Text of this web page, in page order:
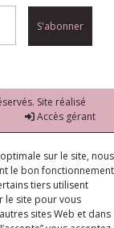
S'abonner
Site réalisé
Accès gérant
sur le site, nous
le bon fonctionnement
tiers utilisent
le site pour vous
sites Web et dans